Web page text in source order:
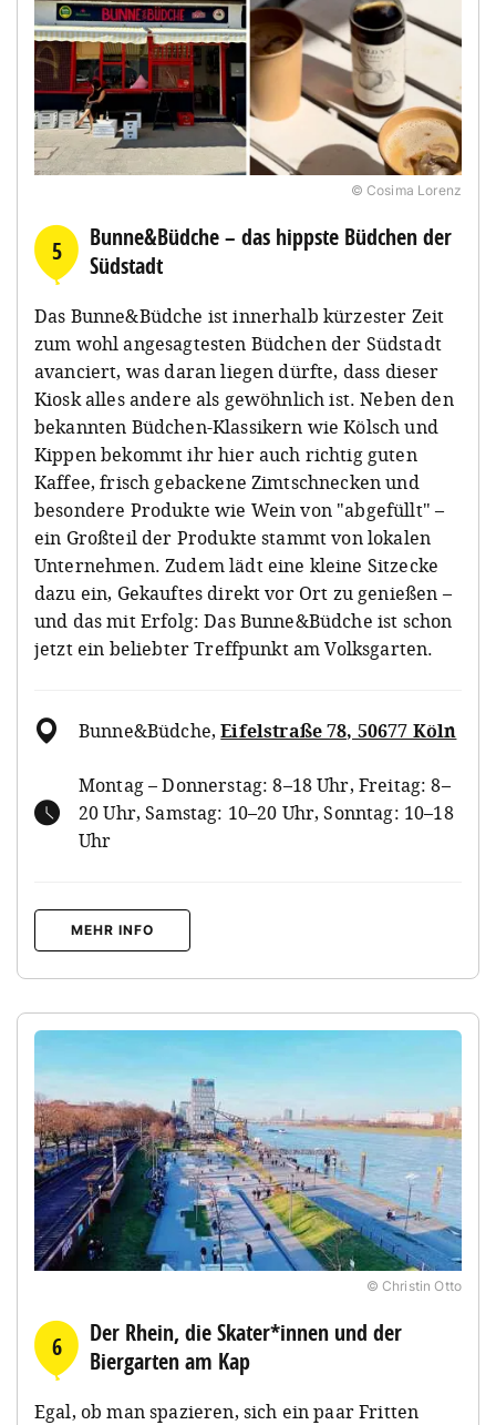
© Cosima Lorenz
5
Bunne&Büdche – das hippste Büdchen der
Südstadt
Das Bunne&Büdche ist innerhalb kürzester Zeit
zum wohl angesagtesten Büdchen der Südstadt
avanciert, was daran liegen dürfte, dass dieser
Kiosk alles andere als gewöhnlich ist. Neben den
bekannten Büdchen-Klassikern wie Kölsch und
Kippen bekommt ihr hier auch richtig guten
Kaffee, frisch gebackene Zimtschnecken und
besondere Produkte wie Wein von "abgefüllt" –
ein Großteil der Produkte stammt von lokalen
Unternehmen. Zudem lädt eine kleine Sitzecke
dazu ein, Gekauftes direkt vor Ort zu genießen –
und das mit Erfolg: Das Bunne&Büdche ist schon
jetzt ein beliebter Treffpunkt am Volksgarten.
Bunne&Büdche,Eifelstraße 78, 50677 Köln
Montag – Donnerstag: 8–18 Uhr, Freitag: 8–
20 Uhr, Samstag: 10–20 Uhr, Sonntag: 10–18
Uhr
MEHR INFO
© Christin Otto
6
Der Rhein, die Skater*innen und der
Biergarten am Kap
Egal, ob man spazieren, sich ein paar Fritten